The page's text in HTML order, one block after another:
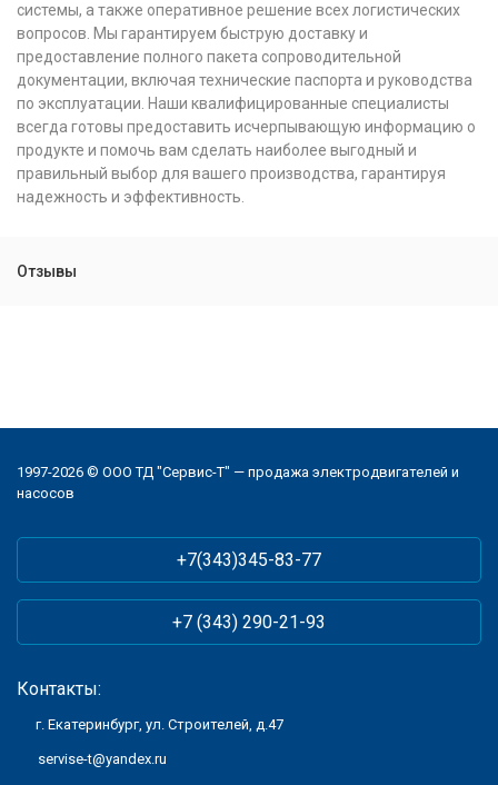
системы, а также оперативное решение всех логистических
вопросов. Мы гарантируем быструю доставку и
предоставление полного пакета сопроводительной
документации, включая технические паспорта и руководства
по эксплуатации. Наши квалифицированные специалисты
всегда готовы предоставить исчерпывающую информацию о
продукте и помочь вам сделать наиболее выгодный и
правильный выбор для вашего производства, гарантируя
надежность и эффективность.
Отзывы
1997-2026 © ООО ТД "Сервис-Т" — продажа электродвигателей и
насосов
+7(343)345-83-77
+7 (343) 290-21-93
Контакты:
г. Екатеринбург, ул. Строителей, д.47
servise-t@yandex.ru